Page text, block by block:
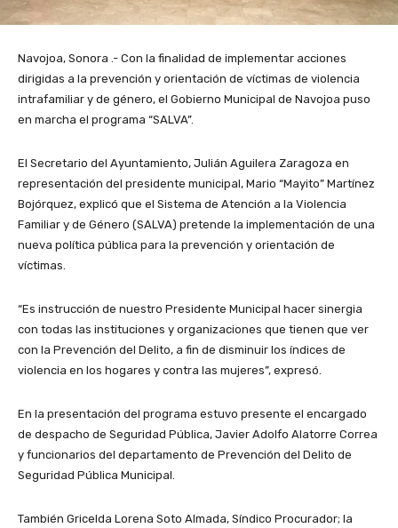
Navojoa, Sonora .- Con la finalidad de implementar acciones
dirigidas a la prevención y orientación de víctimas de violencia
intrafamiliar y de género, el Gobierno Municipal de Navojoa puso
en marcha el programa “SALVA”.
El Secretario del Ayuntamiento, Julián Aguilera Zaragoza en
representación del presidente municipal, Mario “Mayito” Martínez
Bojórquez, explicó que el Sistema de Atención a la Violencia
Familiar y de Género (SALVA) pretende la implementación de una
nueva política pública para la prevención y orientación de
víctimas.
“Es instrucción de nuestro Presidente Municipal hacer sinergia
con todas las instituciones y organizaciones que tienen que ver
con la Prevención del Delito, a fin de disminuir los índices de
violencia en los hogares y contra las mujeres”, expresó.
En la presentación del programa estuvo presente el encargado
de despacho de Seguridad Pública, Javier Adolfo Alatorre Correa
y funcionarios del departamento de Prevención del Delito de
Seguridad Pública Municipal.
También Gricelda Lorena Soto Almada, Síndico Procurador; la